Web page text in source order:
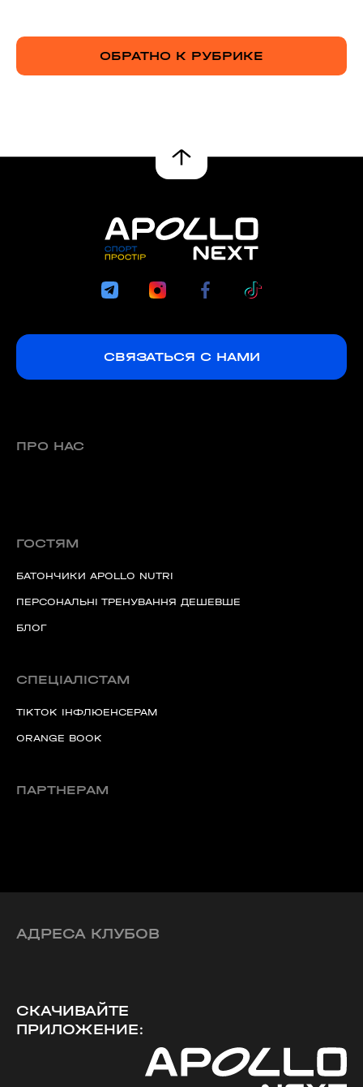
ОБРАТНО К РУБРИКЕ
СВЯЗАТЬСЯ С НАМИ
ПРО НАС
ГОСТЯМ
БАТОНЧИКИ APOLLO NUTRI
ПЕРСОНАЛЬНІ ТРЕНУВАННЯ ДЕШЕВШЕ
БЛОГ
СПЕЦІАЛІСТАМ
TIKTOK ІНФЛЮЕНСЕРАМ
ORANGE BOOK
ПАРТНЕРАМ
АДРЕСА КЛУБОВ
СКАЧИВАЙТЕ
ПРИЛОЖЕНИЕ: